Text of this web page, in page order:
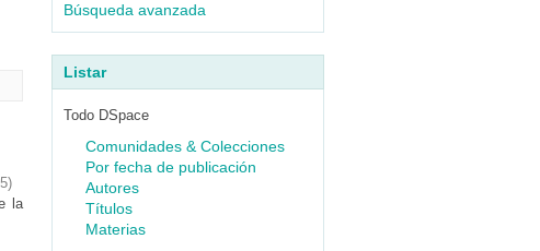
)
la
Búsqueda avanzada
Listar
Todo DSpace
Comunidades & Colecciones
Por fecha de publicación
Autores
Títulos
Materias